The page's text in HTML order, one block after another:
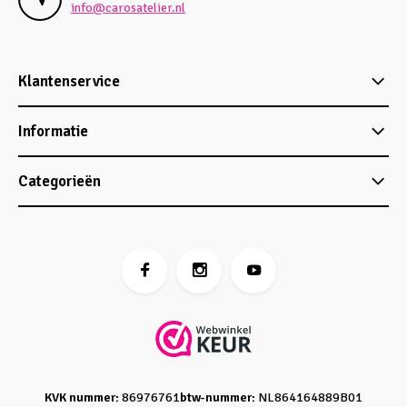
info@carosatelier.nl
Klantenservice
Informatie
Categorieën
KVK nummer: 86976761btw-nummer: NL864164889B01